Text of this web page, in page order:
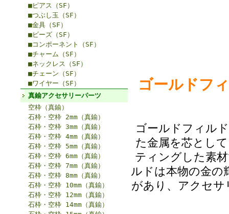
■ピアス（SF）
■つぶし玉（SF）
■金具（SF）
■ビーズ（SF）
■コンポーネント（SF）
■チャーム（SF）
■ネックレス（SF）
■チェーン（SF）
■ワイヤー（SF）
真鍮アクセサリーパーツ
空枠（真鍮）
石枠・空枠 2mm（真鍮）
石枠・空枠 3mm（真鍮）
石枠・空枠 4mm（真鍮）
石枠・空枠 5mm（真鍮）
石枠・空枠 6mm（真鍮）
石枠・空枠 7mm（真鍮）
石枠・空枠 8mm（真鍮）
石枠・空枠 10mm（真鍮）
石枠・空枠 12mm（真鍮）
石枠・空枠 14mm（真鍮）
ゴールドフ
ゴールドフィル
た金属を芯とし
ティングした素
ルドは本物の金の
があり、アクセサ